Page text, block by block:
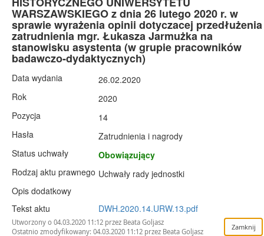
WARSZAWSKIEGO z dnia 26 lutego 2020 r. w
sprawie wyrażenia opinii dotyczacej przedłużenia
zatrudnienia mgr. Łukasza Jarmużka na
stanowisku asystenta (w grupie pracowników
badawczo-dydaktycznych)
Data wydania
26.02.2020
Rok
2020
Pozycja
14
Hasła
Zatrudnienia i nagrody
Status uchwały
Obowiązujący
Rodzaj aktu prawnego Uchwały rady jednostki
Opis dodatkowy
Tekst aktu
DWH.2020.14.URW.13.pdf
Utworzony o 04.03.2020 11:12 przez Beata Goljasz
Ostatnio zmodyfikowany: 04.03.2020 11:12 przez Beata Goljasz